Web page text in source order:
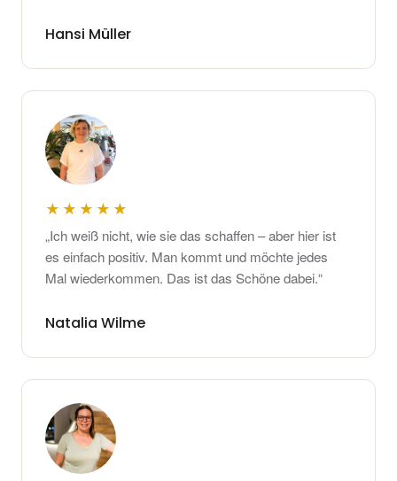
Hansi Müller
★★★★★
„Ich weiß nicht, wie sie das schaffen – aber hier ist
es einfach positiv. Man kommt und möchte jedes
Mal wiederkommen. Das ist das Schöne dabei.“
Natalia Wilme